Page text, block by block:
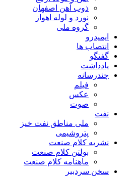
ذوب آهن اصفهان
نورد و لوله اهواز
گروه ملی
ایمیدرو
انتصاب ها
گفتگو
یادداشت
چندرسانه
فیلم
عکس
صوت
نفت
ملی مناطق نفت خیز
پتروشیمی
نشریه کلام صنعت
بولتن کلام صنعت
ماهنامه کلام صنعت
سخن سردبیر